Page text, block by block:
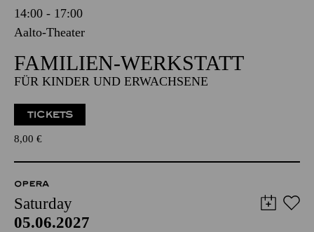
14:00 - 17:00
Aalto-Theater
FAMILIEN-WERKSTATT
FÜR KINDER UND ERWACHSENE
TICKETS
8,00 €
OPERA
Saturday
05.06.2027